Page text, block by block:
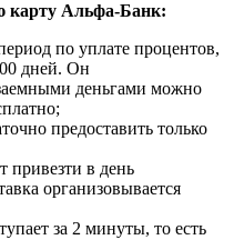
карту Альфа-Банк:
по уплате процентов,
дней. Он
деньгами можно
предоставить только
привезти в день
организовывается
за 2 минуты, то есть